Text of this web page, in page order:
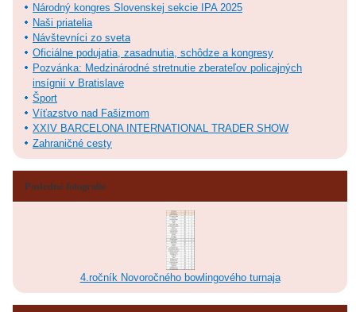
Národný kongres Slovenskej sekcie IPA 2025
Naši priatelia
Návštevníci zo sveta
Oficiálne podujatia, zasadnutia, schôdze a kongresy
Pozvánka: Medzinárodné stretnutie zberateľov policajných
insígnií v Bratislave
Šport
Víťazstvo nad Fašizmom
XXIV BARCELONA INTERNATIONAL TRADER SHOW
Zahraničné cesty
Posledné fotografie
4.ročník Novoročného bowlingového turnaja